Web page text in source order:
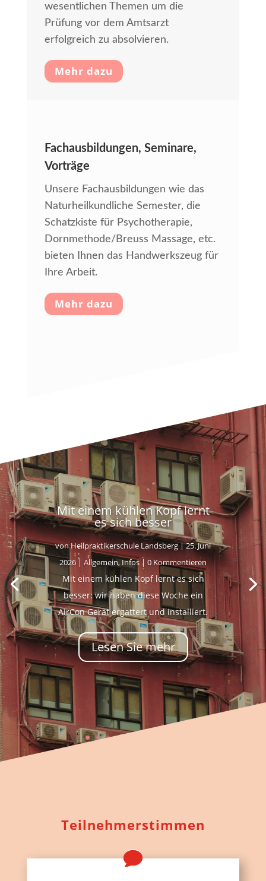
wesentlichen Themen um die
Prüfung vor dem Amtsarzt
erfolgreich zu absolvieren.
Mehr dazu
Fachausbildungen, Seminare,
Vorträge
Unsere Fachausbildungen wie das
Naturheilkundliche Semester, die
Schatzkiste für Psychotherapie,
Dornmethode/Breuss Massage, etc.
bieten Ihnen das Handwerkszeug für
Ihre Arbeit.
Mehr dazu
Mit einem kühlen Kopf lernt
es sich besser
vonHeilpraktikerschule Landsberg|25. Juni
2026| Allgemein,Infos | 0 Kommentieren
Mit einem kühlen Kopf lernt es sich
besser: wir haben diese Woche ein
AirCon Gerät ergattert und installiert.
Lesen Sie mehr
Teilnehmerstimmen